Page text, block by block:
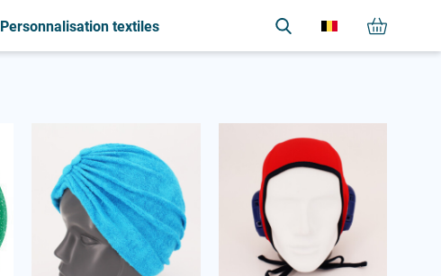
Personnalisation textiles
T-shirt
V
Veste